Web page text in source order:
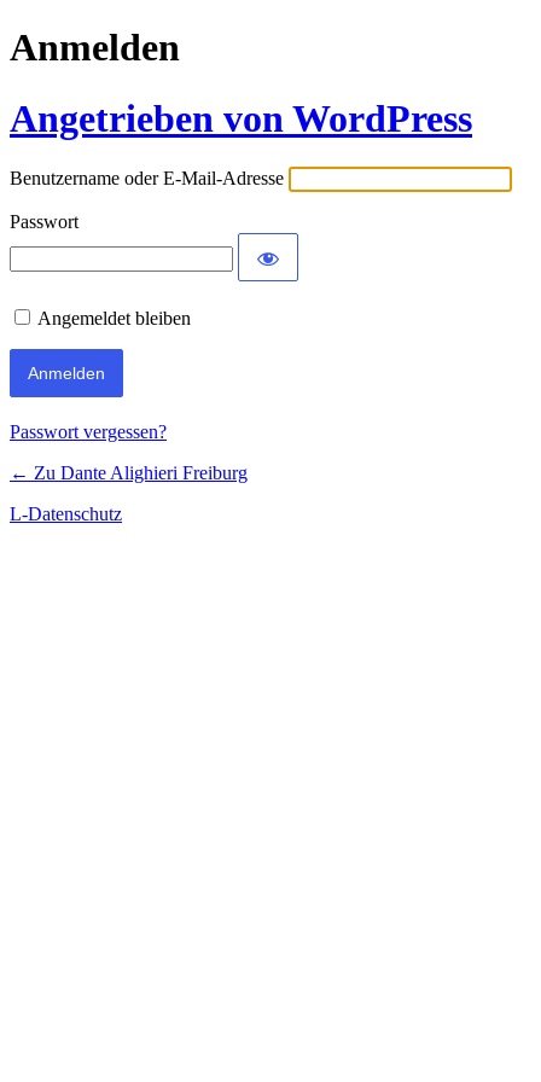
Anmelden
Angetrieben von WordPress
Benutzername oder E-Mail-Adresse
Passwort
Angemeldet bleiben
Passwort vergessen?
← Zu Dante Alighieri Freiburg
L-Datenschutz